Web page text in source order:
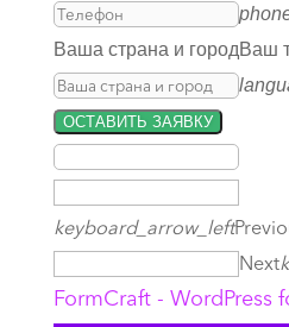
Ваша страна и городВаш
ОСТАВИТЬ ЗАЯВКУ
keyboard_arrow_left
Next
FormCraft - WordPress